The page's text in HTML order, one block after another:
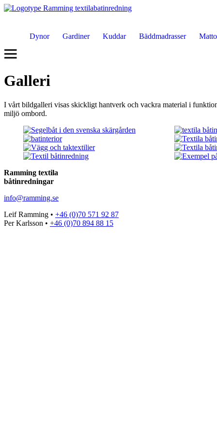
Dynor Gardiner Kuddar Bäddmadrasser
Galleri
I vårt bildgalleri visas skickligt hantverk och vackra material i
miljö ombord.
Ramming textila
båtinredningar
info@ramming.se
Leif Ramming • +46 (0)70 571 92 87
Per Karlsson • +46 (0)70 894 88 15